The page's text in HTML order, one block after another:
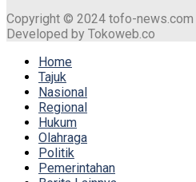
Copyright © 2024 tofo-news.com
Developed by Tokoweb.co
Home
Tajuk
Nasional
Regional
Hukum
Olahraga
Politik
Pemerintahan